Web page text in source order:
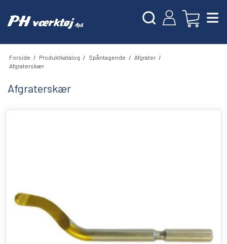
Forside / Produktkatalog / Spåntagende / Afgrater /
Afgraterskær
Afgraterskær